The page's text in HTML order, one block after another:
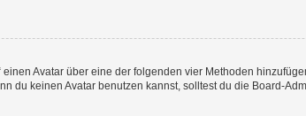
einen Avatar über eine der folgenden vier Methoden
du keinen Avatar benutzen kannst, solltest du die Board-